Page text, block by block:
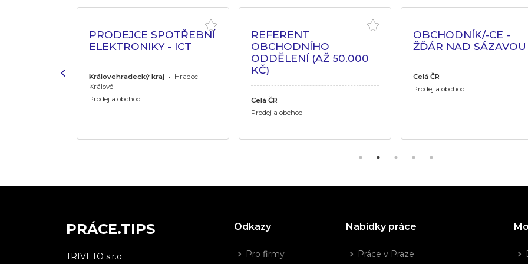
PRODEJCE SPOTŘEBNÍ
ELEKTRONIKY - ICT
Královehradecký kraj • Hradec
Králové
Prodej a obchod
REFERENT
OBCHODNÍHO
ODDĚLENÍ (AŽ 50.000
KČ)
Celá ČR
Prodej a obchod
OBCHODNÍK/-CE -
ŽĎÁR NAD SÁZAVOU
Celá ČR
Prodej a obchod
PRÁCE.TIPS
TRIVETO s.r.o.
Odkazy
Pro firmy
Nabídky práce
Práce v Praze